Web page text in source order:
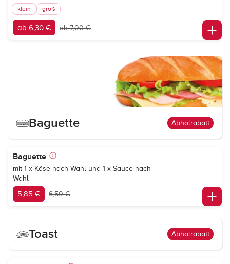
klein groß
ab 6,30 € ab 7,00 €
Baguette Abholrabatt
Baguette
mit 1 x Käse nach Wahl und 1 x Sauce nach
Wahl
5,85 € 6,50 €
Toast Abholrabatt